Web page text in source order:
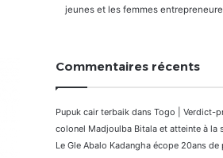
jeunes et les femmes
Commentaires récents
Pupuk cair terbaik dans Togo | Verdict-
colonel Madjoulba Bitala et atteinte à la
Le Gle Abalo Kadangha écope 20ans de